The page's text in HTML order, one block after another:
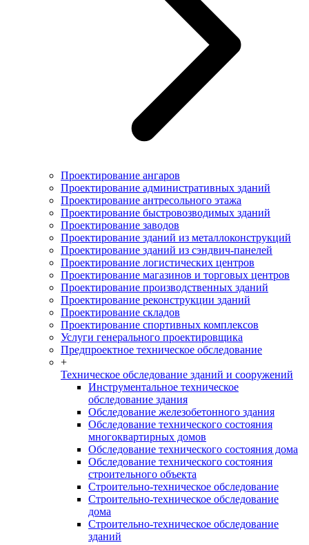
Проектирование ангаров
Проектирование административных зданий
Проектирование антресольного этажа
Проектирование быстровозводимых зданий
Проектирование заводов
Проектирование зданий из металлоконструкций
Проектирование зданий из сэндвич-панелей
Проектирование логистических центров
Проектирование магазинов и торговых центров
Проектирование производственных зданий
Проектирование реконструкции зданий
Проектирование складов
Проектирование спортивных комплексов
Услуги генерального проектировщика
Предпроектное техническое обследование
+
Техническое обследование зданий и сооружений
Инструментальное техническое
обследование здания
Обследование железобетонного здания
Обследование технического состояния
многоквартирных домов
Обследование технического состояния дома
Обследование технического состояния
строительного объекта
Строительно-техническое обследование
Строительно-техническое обследование
дома
Строительно-техническое обследование
зданий